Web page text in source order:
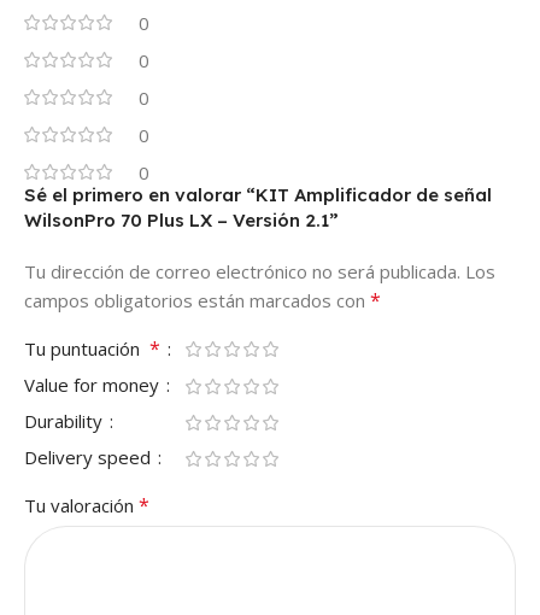
0
0
0
0
0
Sé el primero en valorar “KIT Amplificador de señal
WilsonPro 70 Plus LX – Versión 2.1”
Tu dirección de correo electrónico no será publicada. Los
campos obligatorios están marcados con *
Tu puntuación *
Value for money
Durability
Delivery speed
Tu valoración *